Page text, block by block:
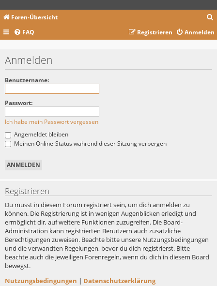
Foren-Übersicht
c
FAQ Anmelden
Registrieren
Anmelden
Benutzername:
Passwort:
Ich habe mein Passwort vergessen
Angemeldet bleiben
Meinen Online-Status während dieser Sitzung verbergen
Registrieren
Du musst in diesem Forum registriert sein, um dich anmelden zu
können. Die Registrierung ist in wenigen Augenblicken erledigt und
ermöglicht dir, auf weitere Funktionen zuzugreifen. Die Board-
Administration kann registrierten Benutzern auch zusätzliche
Berechtigungen zuweisen. Beachte bitte unsere Nutzungsbedingungen
und die verwandten Regelungen, bevor du dich registrierst. Bitte
beachte auch die jeweiligen Forenregeln, wenn du dich in diesem Board
bewegst.
Nutzungsbedingungen | Datenschutzerklärung